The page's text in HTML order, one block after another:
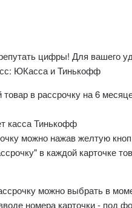
цифры! Для вашего
ЮКасса и Тинькофф
в рассрочку на 6
касса Тинькофф
можно нажав желтую
в каждой карточке
можно выбрать в
номера карточки - под